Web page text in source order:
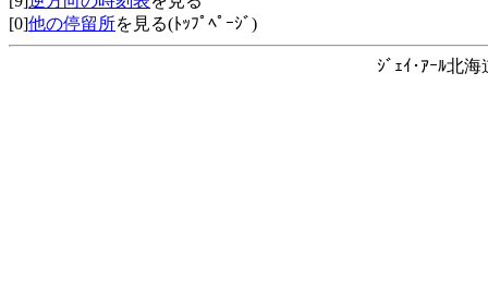
[0]他の停留所を見る(ﾄｯﾌﾟﾍﾟｰｼﾞ)
ｼﾞｪｲ･ｱｰﾙ北